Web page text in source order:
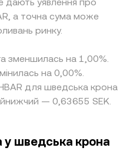
а точна сума може
ринку.
зменшилась на 1,00%.
на 0,00%.
для шведська крона
— 0,63655 SEK.
у шведська крона